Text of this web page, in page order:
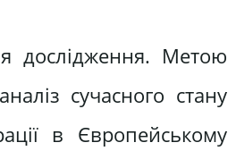
дослідження. Метою
сучасного стану
в Європейському